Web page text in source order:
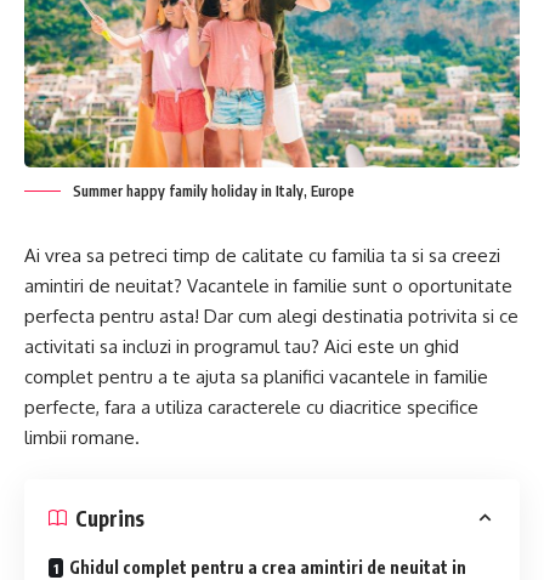
Summer happy family holiday in Italy, Europe
Ai vrea sa petreci timp de calitate cu familia ta si sa creezi
amintiri de neuitat? Vacantele in familie sunt o oportunitate
perfecta pentru asta! Dar cum alegi destinatia potrivita si ce
activitati sa incluzi in programul tau? Aici este un ghid
complet pentru a te ajuta sa planifici vacantele in familie
perfecte, fara a utiliza caracterele cu diacritice specifice
limbii romane.
Cuprins
Ghidul complet pentru a crea amintiri de neuitat in